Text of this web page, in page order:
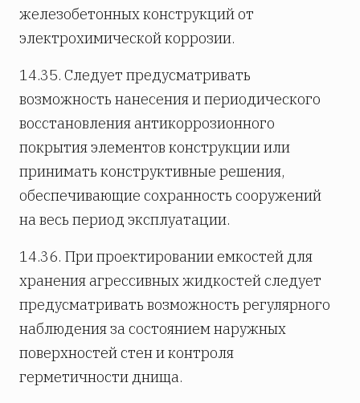
железобетонных конструкций от
электрохимической коррозии.
14.35. Следует предусматривать
возможность нанесения и периодического
восстановления антикоррозионного
покрытия элементов конструкции или
принимать конструктивные решения,
обеспечивающие сохранность сооружений
на весь период эксплуатации.
14.36. При проектировании емкостей для
хранения агрессивных жидкостей следует
предусматривать возможность регулярного
наблюдения за состоянием наружных
поверхностей стен и контроля
герметичности днища.